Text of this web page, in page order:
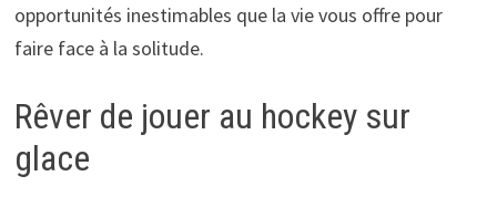
opportunités inestimables que la vie vous offre pour
faire face à la solitude.
Rêver de jouer au hockey sur
glace